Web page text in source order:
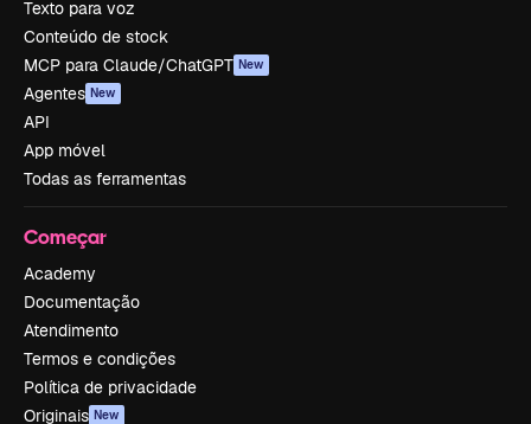
Texto para voz
Conteúdo de stock
MCP para Claude/ChatGPT New
Agentes New
API
App móvel
Todas as ferramentas
Começar
Academy
Documentação
Atendimento
Termos e condições
Política de privacidade
Originais New